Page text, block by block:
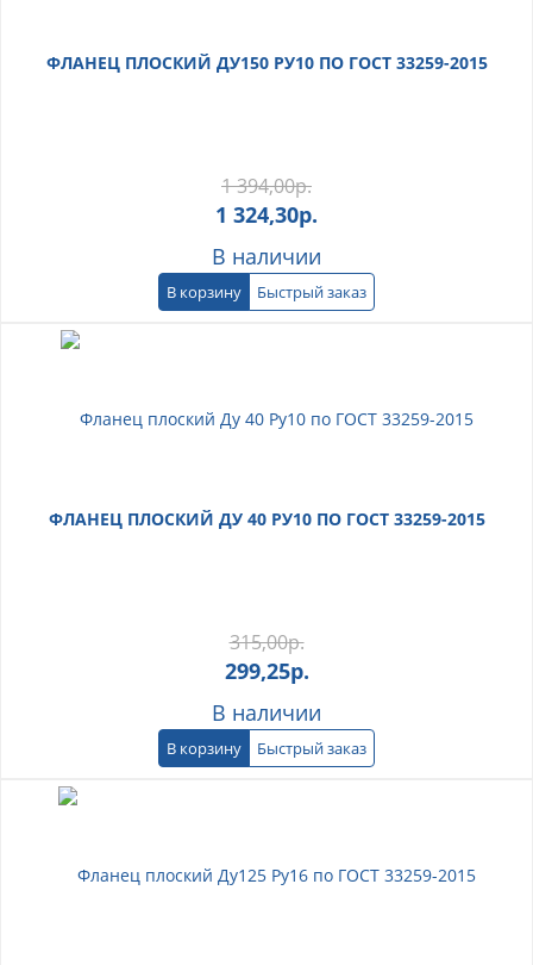
ФЛАНЕЦ ПЛОСКИЙ ДУ150 РУ10 ПО ГОСТ 33259-2015
1 394,00р.
1 324,30р.
В наличии
В корзину Быстрый заказ
ФЛАНЕЦ ПЛОСКИЙ ДУ 40 РУ10 ПО ГОСТ 33259-2015
315,00р.
299,25р.
В наличии
В корзину Быстрый заказ